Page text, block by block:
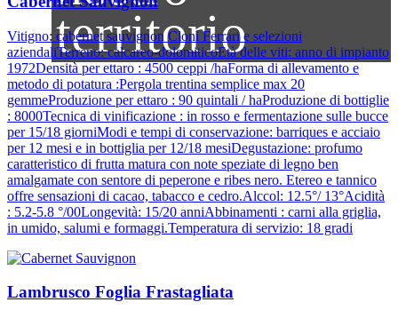
territorio
Vitigno: cabernet sauvignon Cloni Ferrari e selezioni
aziendaliTerreno: calcareo-dolomiticoEtà delle viti: anno di impianto
1972Densità per ettaro : 4500 ceppi /haForma di allevamento e
metodo di potatura :Pergola trentina semplice max 20
gemmeProduzione per ettaro : 90 quintali / haProduzione di bottiglie
: 8000Tecnica di vinificazione : in rosso e fermentazione sulle bucce
per 15/18 giorniModi e tempi di conservazione: barriques e acciaio
per 12 mesi e in bottiglia per 12/18 mesiDegustazione: profumo
caratteristico di frutta matura con note speziate di legno ben
amalgamate con sentore di peperone e ribes nero. Etereo e tannico
offre sensazioni di cacao, tabacco e cedro.Alccol: 12.5°/ 13°Acidità
: 5.2-5.8 °/00Longevità: 15/20 anniAbbinamenti : carni alla griglia,
in umido, salumi e formaggi.Temperatura di servizio: 18 gradi
Lambrusco Foglia Frastagliata